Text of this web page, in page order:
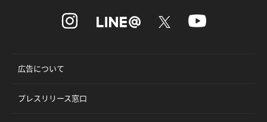
広告について
プレスリリース窓口